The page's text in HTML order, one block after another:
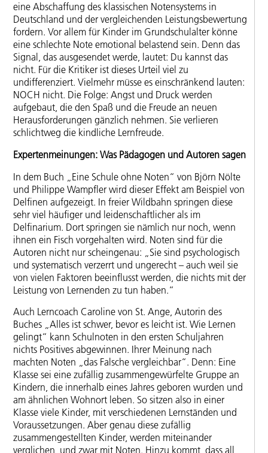
eine Abschaffung des klassischen Notensystems in
Deutschland und der vergleichenden Leistungsbewertung
fordern. Vor allem für Kinder im Grundschulalter könne
eine schlechte Note emotional belastend sein. Denn das
Signal, das ausgesendet werde, lautet: Du kannst das
nicht. Für die Kritiker ist dieses Urteil viel zu
undifferenziert. Vielmehr müsse es einschränkend lauten:
NOCH nicht. Die Folge: Angst und Druck werden
aufgebaut, die den Spaß und die Freude an neuen
Herausforderungen gänzlich nehmen. Sie verlieren
schlichtweg die kindliche Lernfreude.
Expertenmeinungen: Was Pädagogen und Autoren sagen
In dem Buch „Eine Schule ohne Noten“ von Björn Nölte
und Philippe Wampfler wird dieser Effekt am Beispiel von
Delfinen aufgezeigt. In freier Wildbahn springen diese
sehr viel häufiger und leidenschaftlicher als im
Delfinarium. Dort springen sie nämlich nur noch, wenn
ihnen ein Fisch vorgehalten wird. Noten sind für die
Autoren nicht nur scheingenau: „Sie sind psychologisch
und systematisch verzerrt und ungerecht – auch weil sie
von vielen Faktoren beeinflusst werden, die nichts mit der
Leistung von Lernenden zu tun haben.“
Auch Lerncoach Caroline von St. Ange, Autorin des
Buches „Alles ist schwer, bevor es leicht ist. Wie Lernen
gelingt“ kann Schulnoten in den ersten Schuljahren
nichts Positives abgewinnen. Ihrer Meinung nach
machten Noten „das Falsche vergleichbar“. Denn: Eine
Klasse sei eine zufällig zusammengewürfelte Gruppe an
Kindern, die innerhalb eines Jahres geboren wurden und
am ähnlichen Wohnort leben. So sitzen also in einer
Klasse viele Kinder, mit verschiedenen Lernständen und
Voraussetzungen. Aber genau diese zufällig
zusammengestellten Kinder, werden miteinander
verglichen, und zwar mit Noten. Hinzu kommt, dass all